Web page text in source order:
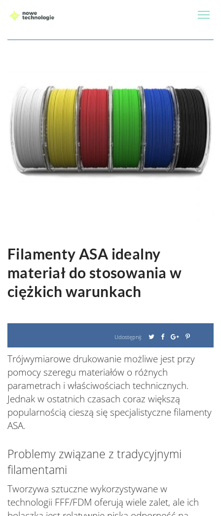
Filamenty ASA idealny
materiał do stosowania w
ciężkich warunkach
Udostępnij:
Trójwymiarowe drukowanie możliwe jest przy
pomocy szeregu materiałów o różnych
parametrach i właściwościach technicznych.
Jednak w ostatnich czasach coraz większą
popularnością cieszą się specjalistyczne filamenty
ASA.
Problemy związane z tradycyjnymi
filamentami
Tworzywa sztuczne wykorzystywane w
technologii FFF/FDM oferują wiele zalet, ale ich